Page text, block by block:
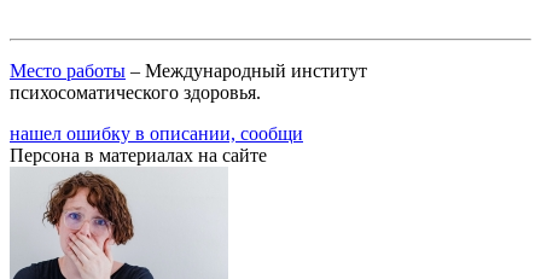
Место работы – Международный институт
психосоматического здоровья.
нашел ошибку в описании, сообщи
Персона в материалах на сайте